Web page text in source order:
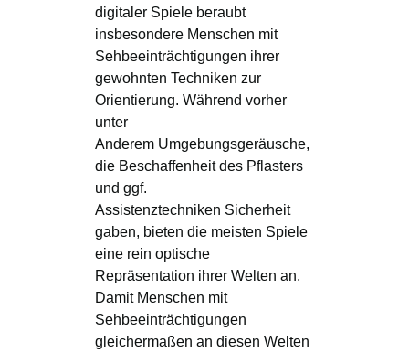
digitaler Spiele beraubt
insbesondere Menschen mit
Sehbeeinträchtigungen ihrer
gewohnten Techniken zur
Orientierung. Während vorher
unter
Anderem Umgebungsgeräusche,
die Beschaffenheit des Pflasters
und ggf.
Assistenztechniken Sicherheit
gaben, bieten die meisten Spiele
eine rein optische
Repräsentation ihrer Welten an.
Damit Menschen mit
Sehbeeinträchtigungen
gleichermaßen an diesen Welten